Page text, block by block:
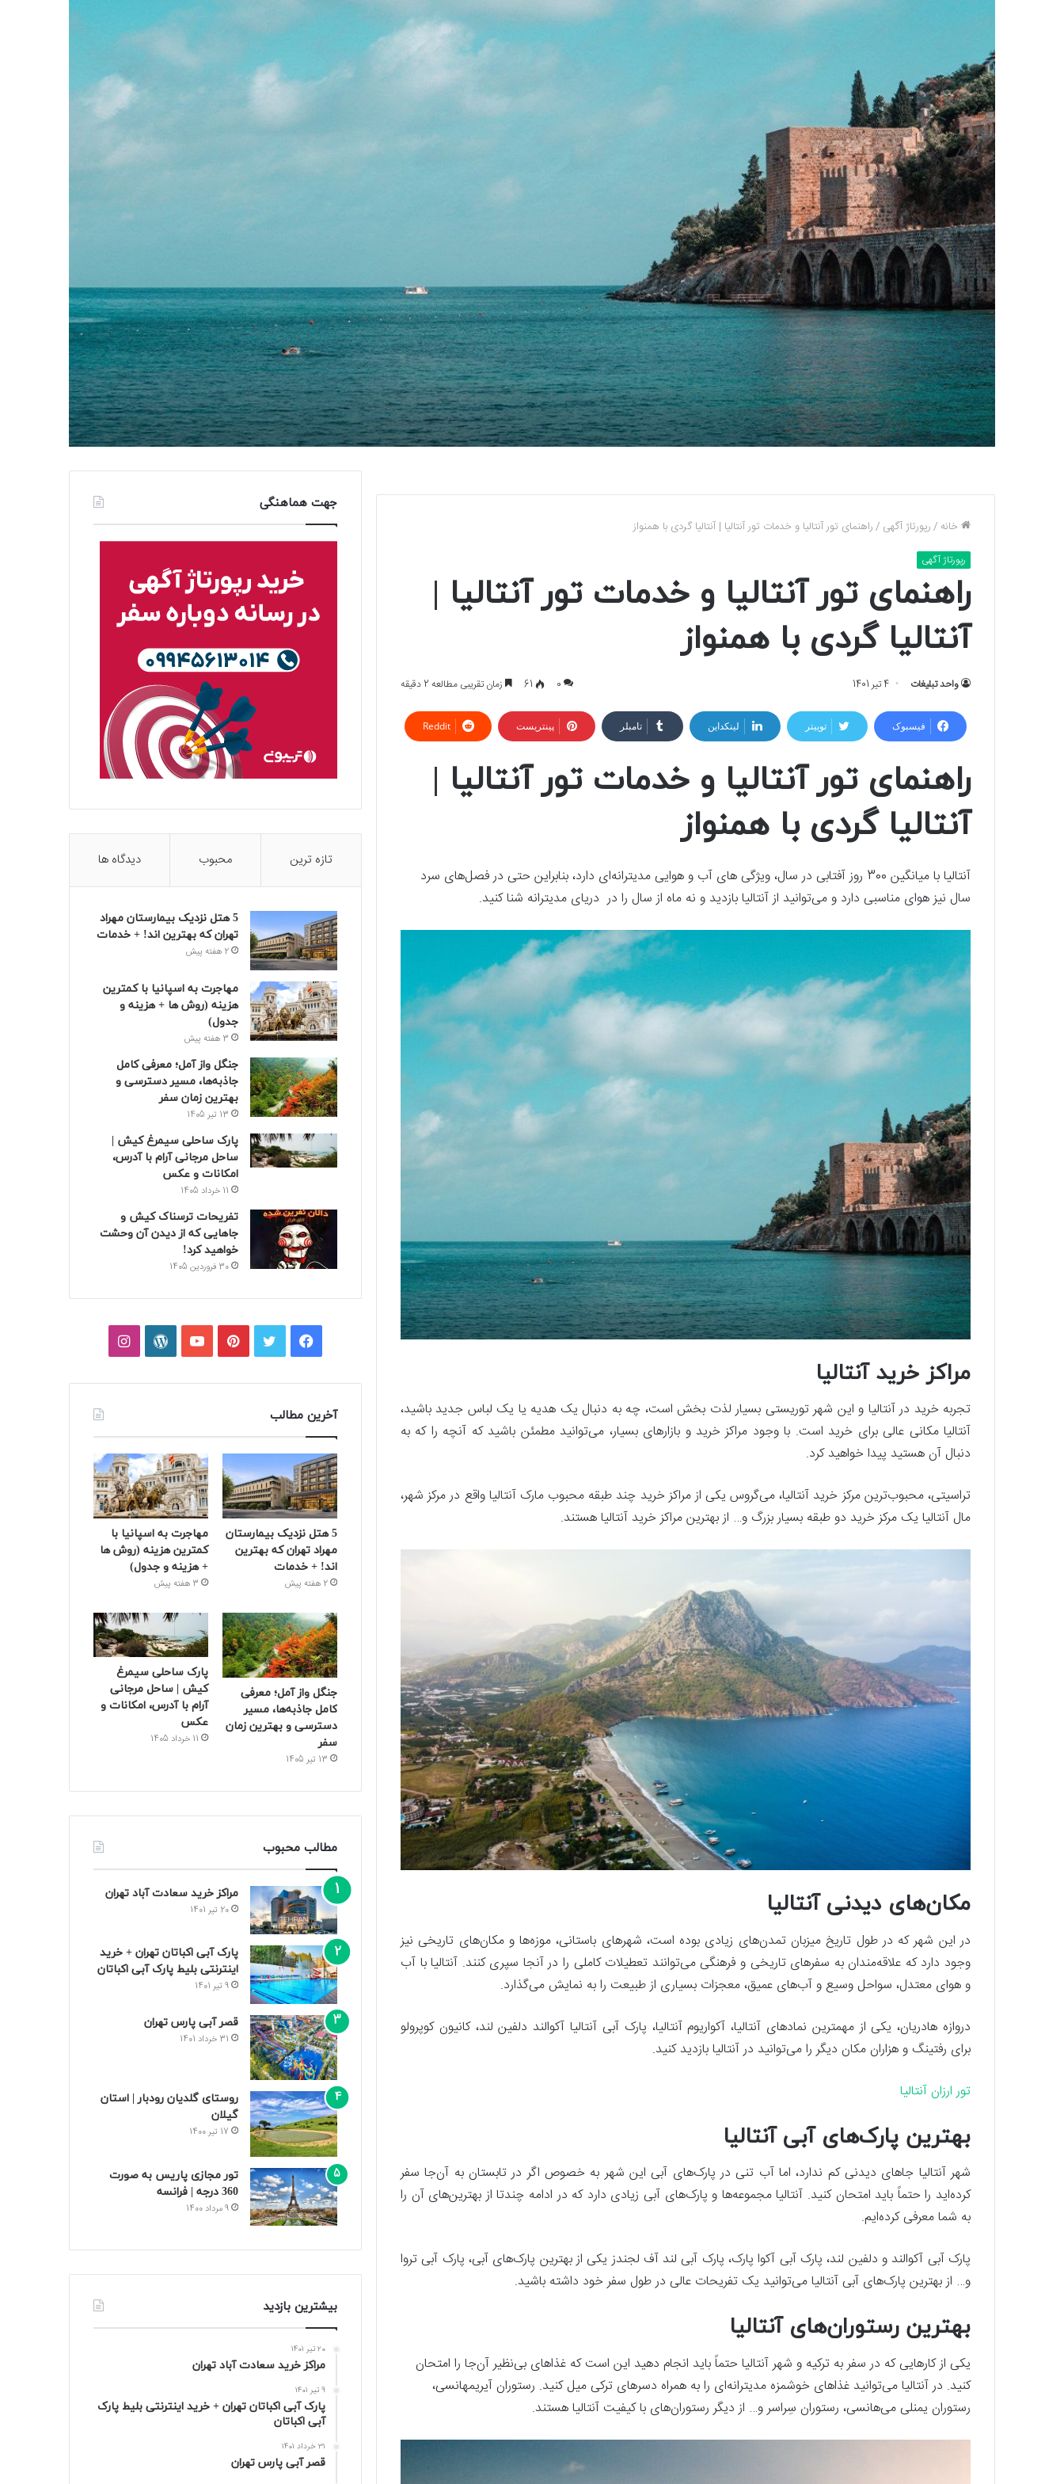
خانه /رپورتاژ آگهی /راهنمای تور آنتالیا و خدمات تور آنتالیا | آنتالیا گردی با همنواز
رپورتاژ آگهی
راهنمای تور آنتالیا و خدمات تور آنتالیا |
آنتالیا گردی با همنواز
واحد تبلیغات 4 تیر 1401 0
61 زمان تقریبی مطالعه 2 دقیقه
فیسبوک توییتر لینکداین تامبلر پینتریست Reddit
راهنمای تور آنتالیا و خدمات تور آنتالیا |
آنتالیا گردی با همنواز
آنتالیا با میانگین 300 روز آفتابی در سال، ویژگی های آب و هوایی مدیترانه‌ای دارد، بنابراین حتی در فصل‌های سرد
سال نیز هوای مناسبی دارد و می‌توانید از آنتالیا بازدید و نه ماه از سال را در دریای مدیترانه شنا کنید.
مراکز خرید آنتالیا
تجربه خرید در آنتالیا و این شهر توریستی بسیار لذت بخش است، چه به دنبال یک هدیه یا یک لباس جدید باشید،
آنتالیا مکانی عالی برای خرید است. با وجود مراکز خرید و بازار‌های بسیار، می‌توانید مطمئن باشید که آنچه را که به
دنبال آن هستید پیدا خواهید کرد.
تراسیتی، محبوب‌ترین مرکز خرید آنتالیا، می‌گروس یکی از مراکز خرید چند طبقه محبوب مارک آنتالیا واقع در مرکز شهر،
مال آنتالیا یک مرکز خرید دو طبقه بسیار بزرگ و… از بهترین مراکز خرید آنتالیا هستند.
مکان‌های دیدنی آنتالیا
در این شهر که در طول تاریخ میزبان تمدن‌های زیادی بوده است، شهر‌های باستانی، موزه‌ها و مکان‌های تاریخی نیز
وجود دارد که علاقه‌مندان به سفر‌های تاریخی و فرهنگی می‌توانند تعطیلات کاملی را در آنجا سپری کنند. آنتالیا با آب
و هوای معتدل، سواحل وسیع و آب‌های عمیق، معجزات بسیاری از طبیعت را به نمایش می‌گذارد.
دروازه هادریان، یکی از مهمترین نماد‌های آنتالیا، آکواریوم آنتالیا، پارک آبی آنتالیا آکوالند دلفین لند، کانیون کوپرولو
برای رفتینگ و هزاران مکان دیگر را می‌توانید در آنتالیا بازدید کنید.
تور ارزان آنتالیا
بهترین پارک‌های آبی آنتالیا
شهر آنتالیا جا‌های دیدنی کم ندارد، اما آب تنی در پارک‌های آبی این شهر به خصوص اگر در تابستان به آن‌جا سفر
کرده‌اید را حتماً باید امتحان کنید. آنتالیا مجموعه‌ها و پارک‌های آبی زیادی دارد که در ادامه چندتا از بهترین‌های آن را
به شما معرفی کرده‌ایم.
پارک آبی آکوالند و دلفین لند، پارک آبی آکوا پارک، پارک آبی لند آف لجندز یکی از بهترین پارک‌های آبی، پارک آبی تروا
و… از بهترین پارک‌های آبی آنتالیا می‌توانید یک تفریحات عالی در طول سفر خود داشته باشید.
بهترین رستوران‌های آنتالیا
یکی از کار‌هایی که در سفر به ترکیه و شهر آنتالیا حتماً باید انجام دهید این است که غذا‌های بی‌نظیر آن‌جا را امتحان
کنید. در آنتالیا می‌توانید غذا‌های خوشمزه مدیترانه‌ای را به همراه دسر‌های ترکی میل کنید. رستوران آیریمهانسی،
رستوران یمنلی می‌هانسی، رستوران سِراسر و… از دیگر رستوران‌های با کیفیت آنتالیا هستند.
جهت هماهنگی
تازه ترین محبوب دیدگاه ها
5 هتل نزدیک بیمارستان مهراد
تهران که بهترین‌ اند! + خدمات
2 هفته پیش
مهاجرت به اسپانیا با کمترین
هزینه (روش ها + هزینه و
جدول)
3 هفته پیش
جنگل واز آمل؛ معرفی کامل
جاذبه‌ها، مسیر دسترسی و
بهترین زمان سفر
13 تیر 1405
پارک ساحلی سیمرغ کیش |
ساحل مرجانی آرام با آدرس،
امکانات و عکس
11 خرداد 1405
تفریحات ترسناک کیش و
جاهایی که از دیدن آن وحشت
خواهید کرد!
30 فروردین 1405
فیسبوکتوییترپینتریستیوتیوبوردپرساینستاگرام
آخرین مطالب
5 هتل نزدیک بیمارستان
مهراد تهران که بهترین‌
اند! + خدمات
2 هفته پیش
مهاجرت به اسپانیا با
کمترین هزینه (روش ها
+ هزینه و جدول)
3 هفته پیش
جنگل واز آمل؛ معرفی
کامل جاذبه‌ها، مسیر
دسترسی و بهترین زمان
سفر
13 تیر 1405
پارک ساحلی سیمرغ
کیش | ساحل مرجانی
آرام با آدرس، امکانات و
عکس
11 خرداد 1405
مطالب محبوب
مراکز خرید سعادت‌ آباد تهران
20 تیر 1401
پارک آبی اکباتان تهران + خرید
اینترنتی بلیط پارک آبی اکباتان
9 تیر 1401
قصر آبی پارس تهران
31 خرداد 1401
روستای گلدیان رودبار | استان
گیلان
17 تیر 1400
تور مجازی پاریس به صورت
360 درجه | فرانسه
9 مرداد 1400
بیشترین بازدید
20 تیر 1401
مراکز خرید سعادت‌ آباد تهران
9 تیر 1401
پارک آبی اکباتان تهران + خرید اینترنتی بلیط پارک
آبی اکباتان
31 خرداد 1401
قصر آبی پارس تهران